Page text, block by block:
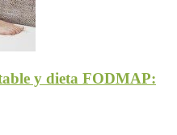
y dieta FODMAP: